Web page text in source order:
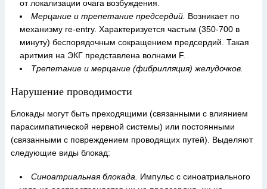
от локализации очага возбуждения.
Мерцание и трепетание предсердий. Возникает по
механизму re-entry. Характеризуется частым (350-700 в
минуту) беспорядочным сокращением предсердий. Такая
аритмия на ЭКГ представлена волнами F.
Трепетание и мерцание (фибрилляция) желудочков.
Нарушение проводимости
Блокады могут быть преходящими (связанными с влиянием
парасимпатической нервной системы) или постоянными
(связанными с повреждением проводящих путей). Выделяют
следующие виды блокад:
Синоатриальная блокада.
Импульс с синоатриального